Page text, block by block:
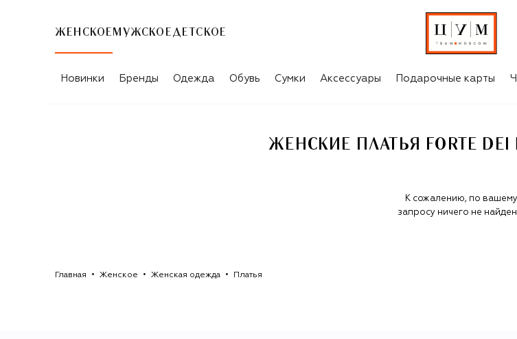
ЖЕНСКОЕ МУЖСКОЕ ДЕТСКОЕ
ЖЕНСКИЕ ПЛАТЬЯ FORTE DEI MARMI COUTURE
Новинки Бренды Одежда Обувь Сумки Аксессуары Подарочные карты
ЖЕНСКИЕ ПЛАТЬЯ FORTE DEI
К сожалению, по вашему
запросу ничего не
Главная Женское Женская одежда Платья